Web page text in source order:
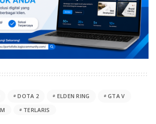
DOTA 2 ELDEN RING
GTA V
TERLARIS